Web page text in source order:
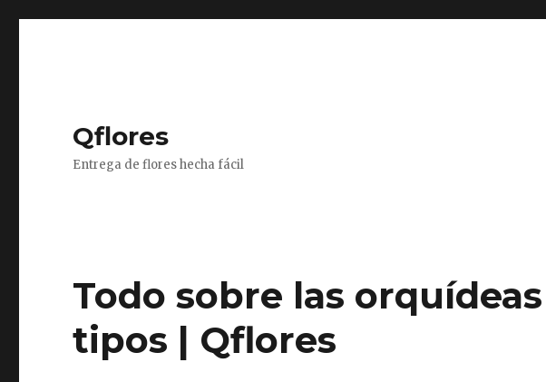
Qflores
Entrega de flores hecha fácil
Todo sobre las
tipos | Qflores